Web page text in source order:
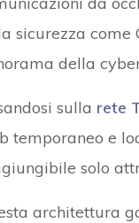
sicurezza come
della
sulla rete
temporaneo e
solo
architettura